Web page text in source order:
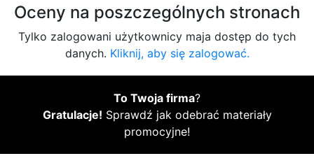
Oceny na poszczególnych stronach
Tylko zalogowani użytkownicy maja dostęp do tych
danych. Kliknij, aby się zalogować.
To Twoja firma?
Gratulacje! Sprawdź jak odebrać materiały
promocyjne!